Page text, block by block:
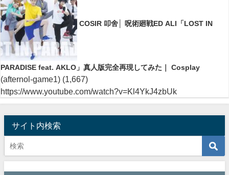
COSIR 叩舍│ 呪術廻戦ED ALI「LOST IN
PARADISE feat. AKLO」真人版完全再現してみた｜ Cosplay
(afternol-game1) (1,667)
https://www.youtube.com/watch?v=Kl4YkJ4zbUk
サイト内検索